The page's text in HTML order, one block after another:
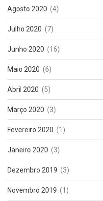
Agosto 2020 (4)
Julho 2020 (7)
Junho 2020 (16)
Maio 2020 (6)
Abril 2020 (5)
Março 2020 (3)
Fevereiro 2020 (1)
Janeiro 2020 (3)
Dezembro 2019 (3)
Novembro 2019 (1)